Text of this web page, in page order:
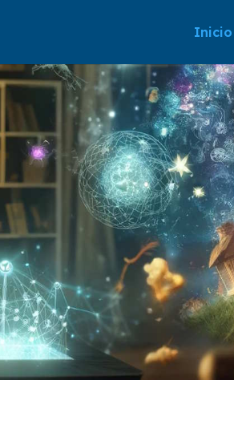
Inicio